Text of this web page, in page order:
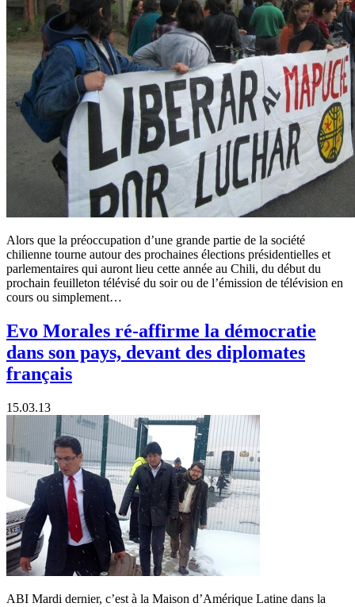
Alors que la préoccupation d’une grande partie de la société
chilienne tourne autour des prochaines élections présidentielles et
parlementaires qui auront lieu cette année au Chili, du début du
prochain feuilleton télévisé du soir ou de l’émission de télévision en
cours ou simplement…
Evo Morales ré-affirme la démocratie
dans son pays, devant des diplomates
français
15.03.13
ABI Mardi dernier, c’est à la Maison d’Amérique Latine dans la